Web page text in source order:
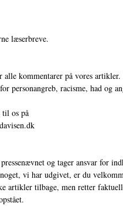
læserbreve.
alle kommentarer på vores
personangreb, racisme, had og
os på
og tager ansvar for
vi har udgivet, er du
artikler tilbage, men retter